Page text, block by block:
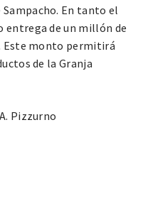
En tanto el
entrega de un millón de
Este monto permitirá
de la Granja
Pizzurno